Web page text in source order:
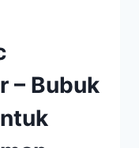
– Bubuk